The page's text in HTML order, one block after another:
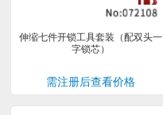
伸缩七件开锁工具套装（配双头一
字锁芯）
需注册后查看价格